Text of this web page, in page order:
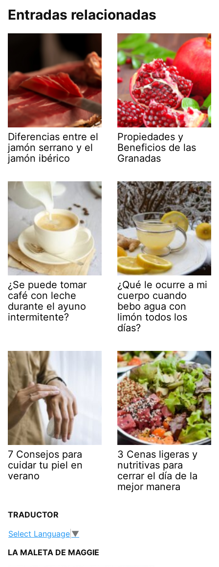
Entradas relacionadas
Diferencias entre el
jamón serrano y el
jamón ibérico
Propiedades y
Beneficios de las
Granadas
¿Se puede tomar
café con leche
durante el ayuno
intermitente?
¿Qué le ocurre a mi
cuerpo cuando
bebo agua con
limón todos los
días?
7 Consejos para
cuidar tu piel en
verano
3 Cenas ligeras y
nutritivas para
cerrar el día de la
mejor manera
TRADUCTOR
Select Language ▼
LA MALETA DE MAGGIE